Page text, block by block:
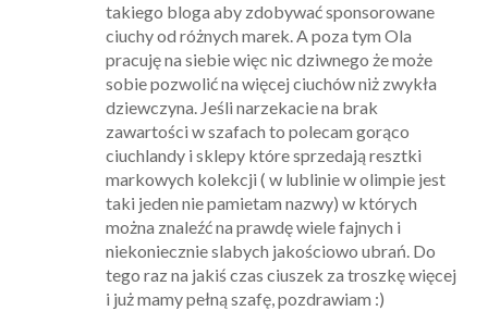
takiego bloga aby zdobywać sponsorowane
ciuchy od różnych marek. A poza tym Ola
pracuję na siebie więc nic dziwnego że może
sobie pozwolić na więcej ciuchów niż zwykła
dziewczyna. Jeśli narzekacie na brak
zawartości w szafach to polecam gorąco
ciuchlandy i sklepy które sprzedają resztki
markowych kolekcji ( w lublinie w olimpie jest
taki jeden nie pamietam nazwy) w których
można znaleźć na prawdę wiele fajnych i
niekoniecznie slabych jakościowo ubrań. Do
tego raz na jakiś czas ciuszek za troszkę więcej
i już mamy pełną szafę, pozdrawiam :)